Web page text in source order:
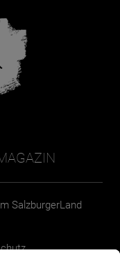
SalzburgerLand